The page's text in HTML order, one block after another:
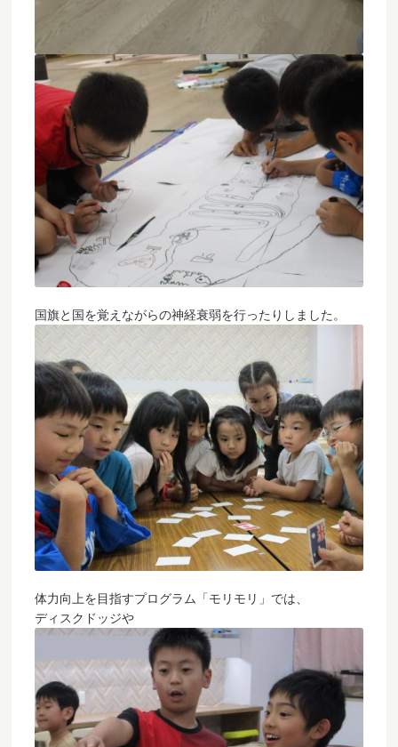
国旗と国を覚えながらの神経衰弱を行ったりしました。
体力向上を目指すプログラム「モリモリ」では、
ディスクドッジや